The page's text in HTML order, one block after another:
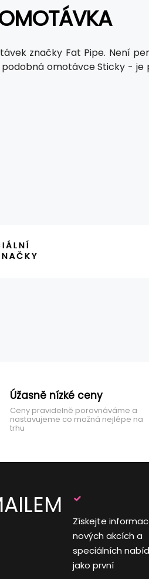
značky Fat Pipe. Není
omotávce Sticky - je
Úžasně nízké ceny
Ceny pravidelně porovnáváme a
nastavujeme co možná nejlépe na
trhu
Získejte
nových akcích a
speciálních
jako první